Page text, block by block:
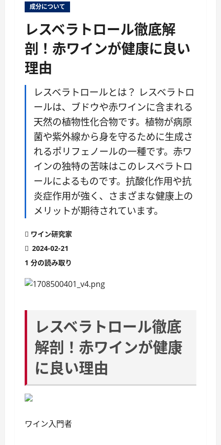
成分について
レスベラトロール徹底解
剖！赤ワインが健康に良い
理由
レスベラトロールとは？ レスベラトロ
ールは、ブドウや赤ワインに含まれる
天然の植物性化合物です。植物が病原
菌や紫外線から身を守るために生成さ
れるポリフェノールの一種です。赤ワ
インの独特の苦味はこのレスベラトロ
ールによるものです。抗酸化作用や抗
炎症作用が強く、さまざまな健康上の
メリットが期待されています。
ワイン研究家
2024-02-21
1 分の読み取り
レスベラトロール徹底
解剖！赤ワインが健康
に良い理由
ワイン入門者